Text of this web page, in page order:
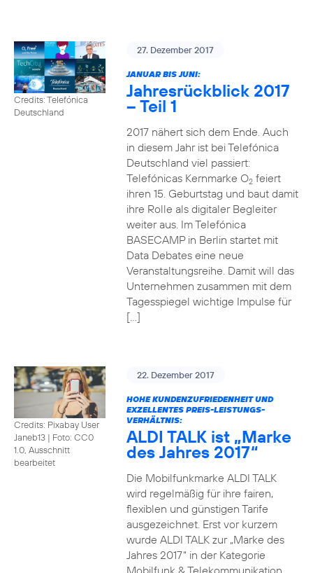
Credits: Telefónica
Deutschland
27. Dezember 2017
JANUAR BIS JUNI:
Jahresrückblick 2017
– Teil 1
2017 nähert sich dem Ende. Auch
in diesem Jahr ist bei Telefónica
Deutschland viel passiert:
Telefónicas Kernmarke O2feiert
ihren 15. Geburtstag und baut damit
ihre Rolle als digitaler Begleiter
weiter aus. Im Telefónica
BASECAMP in Berlin startet mit
Data Debates eine neue
Veranstaltungsreihe. Damit will das
Unternehmen zusammen mit dem
Tagesspiegel wichtige Impulse für
[…]
Credits: Pixabay User
Janeb13 | Foto: CC0
1.0, Ausschnitt
bearbeitet
22. Dezember 2017
HOHE KUNDENZUFRIEDENHEIT UND
EXZELLENTES PREIS-LEISTUNGS-
VERHÄLTNIS:
ALDI TALK ist „Marke
des Jahres 2017“
Die Mobilfunkmarke ALDI TALK
wird regelmäßig für ihre fairen,
flexiblen und günstigen Tarife
ausgezeichnet. Erst vor kurzem
wurde ALDI TALK zur „Marke des
Jahres 2017“ in der Kategorie
Mobilfunk & Telekommunikation